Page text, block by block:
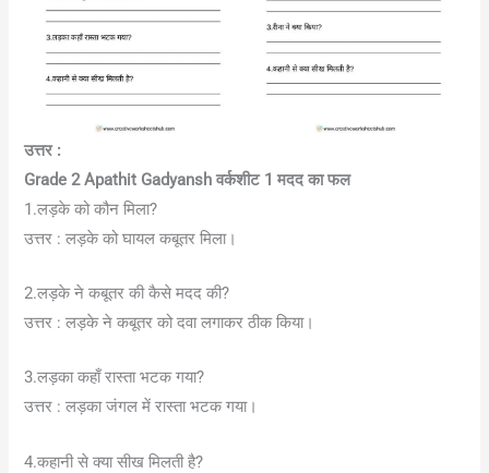
उत्तर :
Grade 2 Apathit Gadyansh वर्कशीट 1 मदद का फल
1.लड़के को कौन मिला?
उत्तर : लड़के को घायल कबूतर मिला।
2.लड़के ने कबूतर की कैसे मदद की?
उत्तर : लड़के ने कबूतर को दवा लगाकर ठीक किया।
3.लड़का कहाँ रास्ता भटक गया?
उत्तर : लड़का जंगल में रास्ता भटक गया।
4.कहानी से क्या सीख मिलती है?